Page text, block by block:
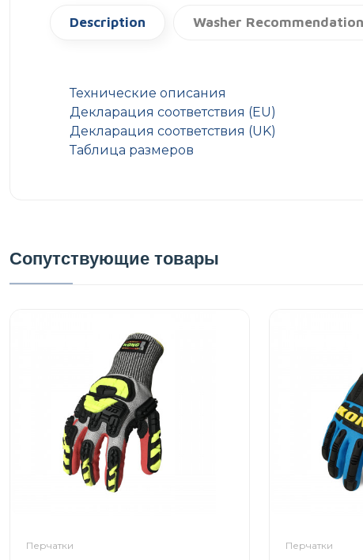
Description Washer Recommendation
Технические описания
Декларация соответствия (EU)
Декларация соответствия (UK)
Таблица размеров
Сопутствующие товары
Перчатки Перчатки